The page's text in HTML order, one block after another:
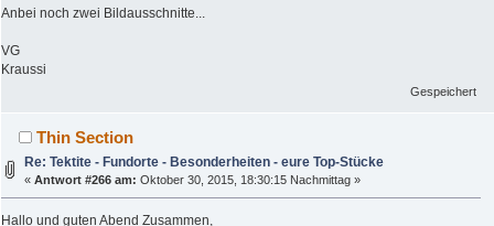
Anbei noch zwei Bildausschnitte...
VG
Kraussi
Gespeichert
Thin Section
Re: Tektite - Fundorte - Besonderheiten - eure Top-Stücke
«Antwort #266 am: Oktober 30, 2015, 18:30:15 Nachmittag »
Hallo und guten Abend Zusammen,